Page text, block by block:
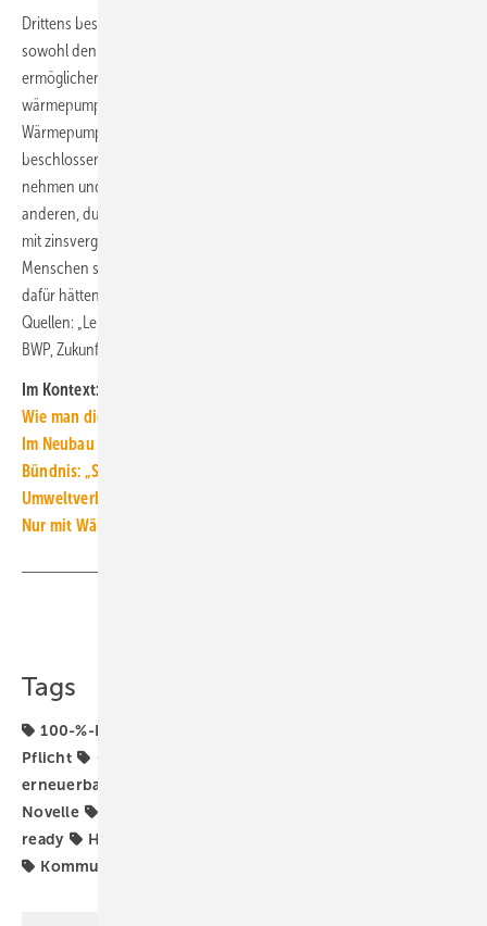
Drittens besteht jetzt die Chance, durch eine intelligente Förderkulisse
sowohl den Ausbau von erneuerbaren Wärmenetzen schnell zu
ermöglichen als auch Menschen mit wenig Geld eine
wärmepumpentaugliche Teilsanierung und den Einbau einer
Wärmepumpe zu ermöglichen. Das erfordert zum einen, die gestern
beschlossene soziale Ausrichtung der Förderprogramme ernst zu
nehmen und auf das Prinzip Gießkanne zu verzichten. Und zum
anderen, durch die bessere Nutzung von Energieeinspar-Contracting
mit zinsvergünstigten Bausparkrediten die Investitionen auch für
Menschen sozialverträglich zu ermöglichen, die sonst nicht das Geld
dafür hätten.“ ■
Quellen: „Leitplanken der Ampel-Fraktionen“, BMWK, DUH, BDEW, BEE,
BWP, Zukunft Gas, Germanwatch, ZVSHK, GIH, ZVEI / jv
Im Kontext:
Wie man die GEG-Novelle pragmatisch reformieren könnte
Im Neubau wird die Gas-Heizung auch ohne Verbot aussortiert
Bündnis: „Scheinlösung H2-ready aus GEG-Novelle streichen“
Umweltverbände: Gebäudeenergiegesetz nicht für Holz öffnen!
Nur mit Wärmepumpen sind niedrige Heizkosten realisierbar
Tags
100-%-H2-ready
Pflicht
65-%-Erfüllungsoption
erneuerbare Energien
Novelle
ready
H2-ready-Heizung
Kommunale Wärmeplanung